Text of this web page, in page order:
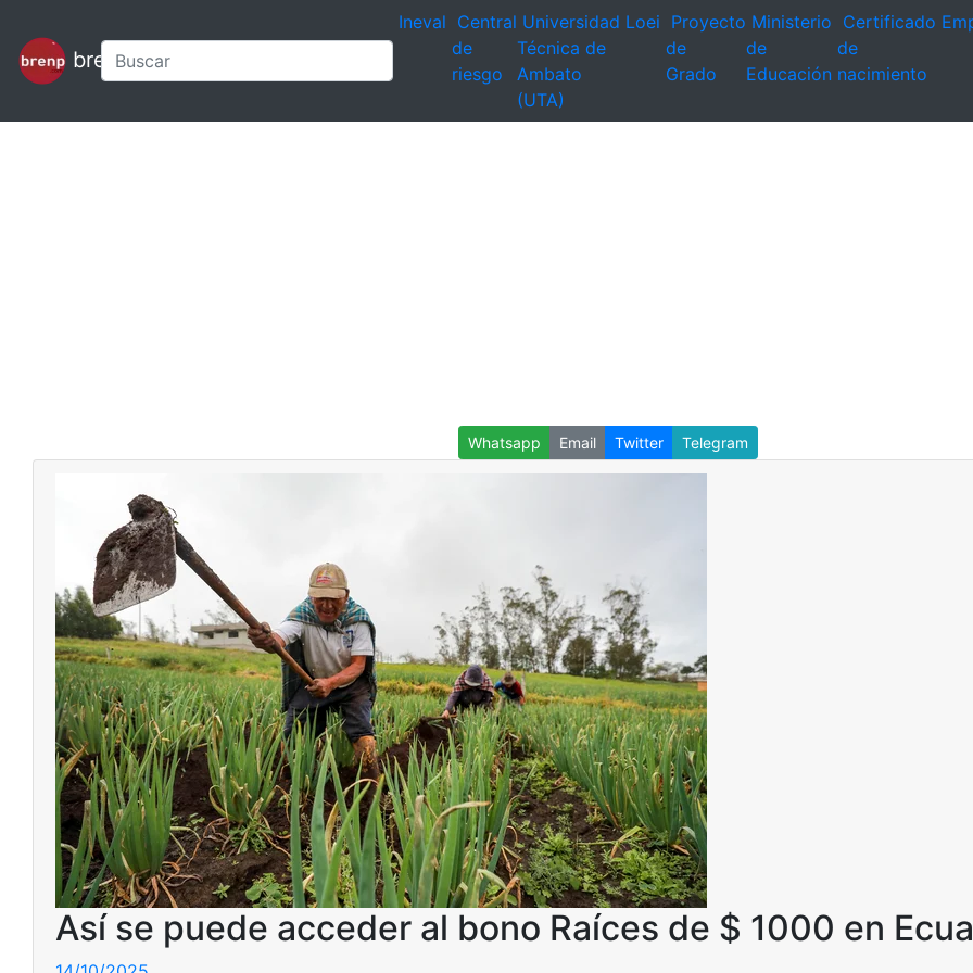
brenp
Ineval Central
de
riesgo
Universidad
Técnica de
Ambato
(UTA)
Loei Proyecto
de
Grado
Ministerio
de
Educación
Certificado
de
nacimiento
Whatsapp Email Twitter Telegram
Así se puede acceder al bono Raíces de $ 1000 en